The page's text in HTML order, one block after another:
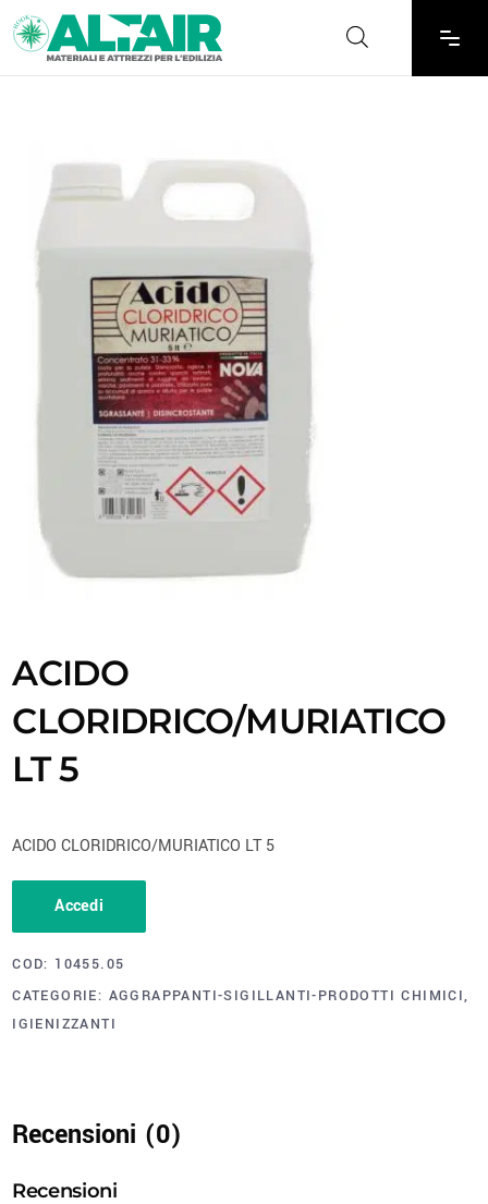
ACIDO
CLORIDRICO/MURIATICO
LT 5
ACIDO CLORIDRICO/MURIATICO LT 5
Accedi
COD: 10455.05
CATEGORIE: AGGRAPPANTI-SIGILLANTI-PRODOTTI CHIMICI,
IGIENIZZANTI
Recensioni (0)
Recensioni